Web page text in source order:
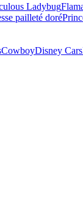
Ladybug
pailleté doré
CowboyDisney Cars